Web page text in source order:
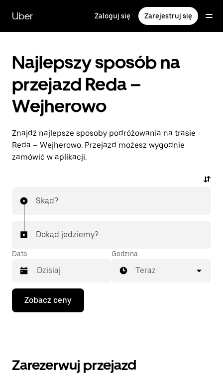
głównej
zawartości
Uber Zaloguj się Zarejestruj się
Najlepszy sposób na
przejazd Reda –
Wejherowo
Znajdź najlepsze sposoby podróżowania na trasie
Reda – Wejherowo. Przejazd możesz wygodnie
zamówić w aplikacji.
Skąd?
Dokąd jedziemy?
Data
Naciśnij
klawisz
strzałki
i wybrać
Godzina
Teraz
Zobacz ceny
Zarezerwuj przejazd